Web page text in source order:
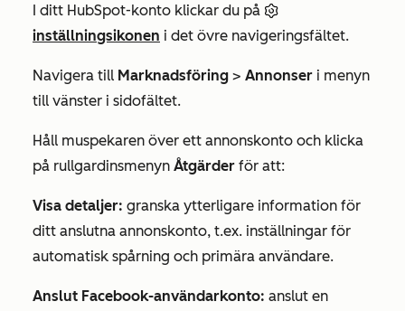
I ditt HubSpot-konto klickar du på
inställningsikonen i det övre navigeringsfältet.
Navigera till Marknadsföring > Annonser i menyn
till vänster i sidofältet.
Håll muspekaren över ett annonskonto och klicka
på rullgardinsmenyn Åtgärder för att:
Visa detaljer: granska ytterligare information för
ditt anslutna annonskonto, t.ex. inställningar för
automatisk spårning och primära användare.
Anslut Facebook-användarkonto: anslut en